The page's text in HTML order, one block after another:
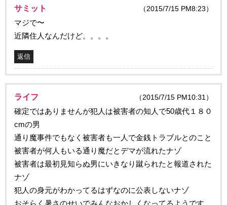
サミット （2015/7/15 PM8:23）
マジで〜
近隣住人なんだけど。。。。
返信
ライフ （2015/7/15 PM10:31）
確定ではありませんが犯人は被害者の知人で50歳代１８０
cmの男
通り魔事件でもなく被害者も一人で金銭トラブルとのこと
被害者が何人もいる通り魔だとデマが流れたナゾ
被害者は最初見知らぬ男にいきなり蹴られたと報道された
ナゾ
犯人の身元がわかってるはずなのに公表しないナゾ
おそらく暑さのせいでみんなおかしくなってるようです